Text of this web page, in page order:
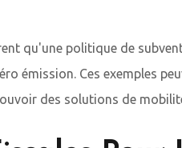
qu'une politique de
émission. Ces exemples
des solutions de